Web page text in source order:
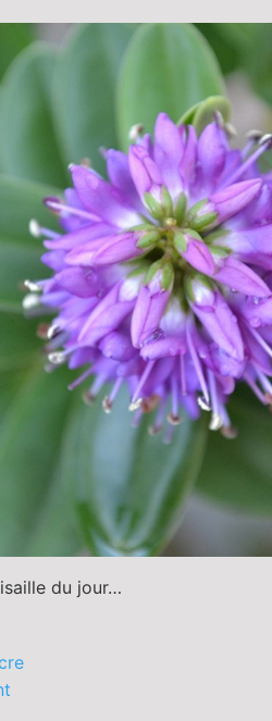
du jour…